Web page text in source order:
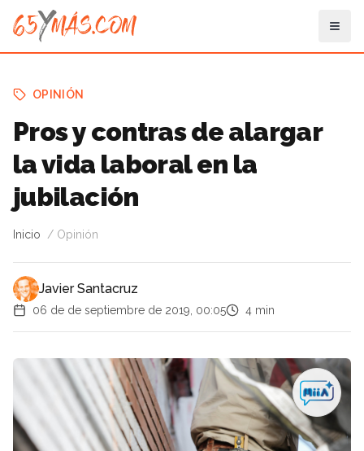
OPINIÓN
Pros y contras de alargar
la vida laboral en la
jubilación
Inicio Opinión
Javier Santacruz
06 de de septiembre de 2019, 00:05 4 min